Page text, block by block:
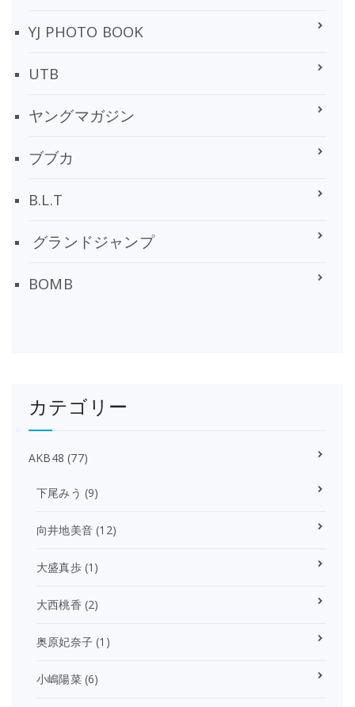
YJ PHOTO BOOK
UTB
ヤングマガジン
ブブカ
B.L.T
グランドジャンプ
BOMB
カテゴリー
AKB48 (77)
下尾みう (9)
向井地美音 (12)
大盛真歩(1)
大西桃香 (2)
奥原妃奈子 (1)
小嶋陽菜(6)